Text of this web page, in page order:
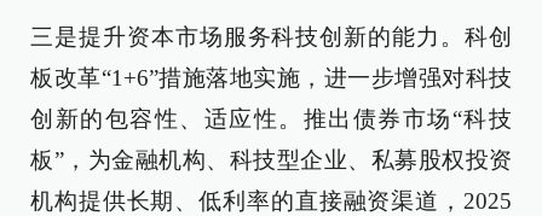
三是提升资本市场服务科技创新的能力。科创
板改革“1+6”措施落地实施，进一步增强对科技
创新的包容性、适应性。推出债券市场“科技
板”，为金融机构、科技型企业、私募股权投资
机构提供长期、低利率的直接融资渠道，2025